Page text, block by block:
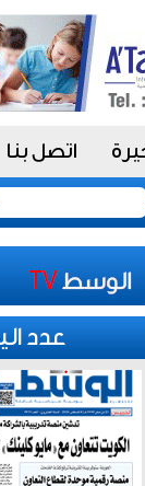
اتصل بنا
«أداء» للسلوك
عدد